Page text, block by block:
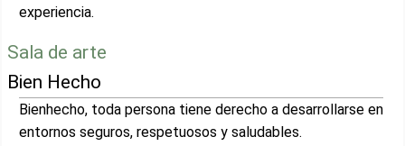
experiencia.
Sala de arte
Bien Hecho
Bienhecho, toda persona tiene derecho a desarrollarse en
entornos seguros, respetuosos y saludables.